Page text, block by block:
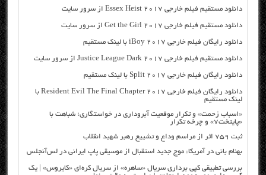
دانلود مستقیم فیلم خارجی Essex Heist 2017 از سرور سایت
دانلود مستقیم فیلم خارجی Get the Girl 2017 از سرور سایت
دانلود رایگان فیلم خارجی iBoy 2017 با لینک مستقیم
دانلود مستقیم فیلم خارجی Justice League Dark 2017 از سرور سایت
دانلود رایگان فیلم خارجی Split 2017 با لینک مستقیم
دانلود رایگان فیلم خارجی Resident Evil The Final Chapter 2017 با
لینک مستقیم
«اسباب زحمت» و تکرار موقعیت آبروداری در خواستگاری؛ شباهت با
«پایتخت۷» و چرخه تکرار
ثبت ۷۵۹ اثر از مراسم وداع و تشییع رهبر شهید انقلاب
بهنام بانی در آمریکا: موج جدید استقبال از موسیقی پاپ ایرانی در لس‌آنجلس
بررسی تطبیقی کپی برداری سریال «ساهره» از سریال کره‌ای «کایروس» | یک